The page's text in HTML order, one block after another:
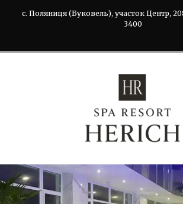
с. Поляниця (Буковель), участок Центр,
3400